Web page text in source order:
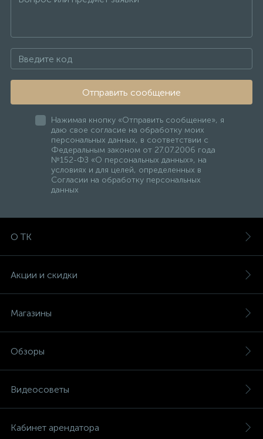
Отправить сообщение
Нажимая кнопку «Отправить сообщение», я
даю свое согласие на обработку моих
персональных данных, в соответствии с
Федеральным законом от 27.07.2006 года
№152-ФЗ «О персональных данных», на
условиях и для целей, определенных в
Согласии на обработку персональных
данных
О ТК
Акции и скидки
Магазины
Обзоры
Видеосоветы
Кабинет арендатора